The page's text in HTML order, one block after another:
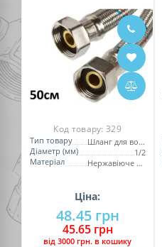
Код товару:329
Тип товару
Шланг для води
Діаметр (мм)
1/2
Матеріал
Нержавіюче обплетення
Ціна:
48.45 грн
45.65 грн
вiд 3000 грн. в кошику